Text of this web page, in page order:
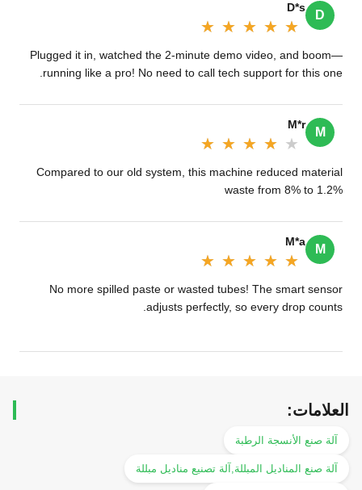
D
D*s
★★★★★
★★★★★
Plugged it in, watched the 2-minute demo video, and boom—
running like a pro! No need to call tech support for this one.
M
M*r
★★★★★
★★★★★
Compared to our old system, this machine reduced material
waste from 8% to 1.2%
M
M*a
★★★★★
★★★★★
No more spilled paste or wasted tubes! The smart sensor
adjusts perfectly, so every drop counts.
العلامات:
آلة صنع الأنسجة الرطبة
آلة صنع المناديل المبللة,آلة تصنيع مناديل مبللة